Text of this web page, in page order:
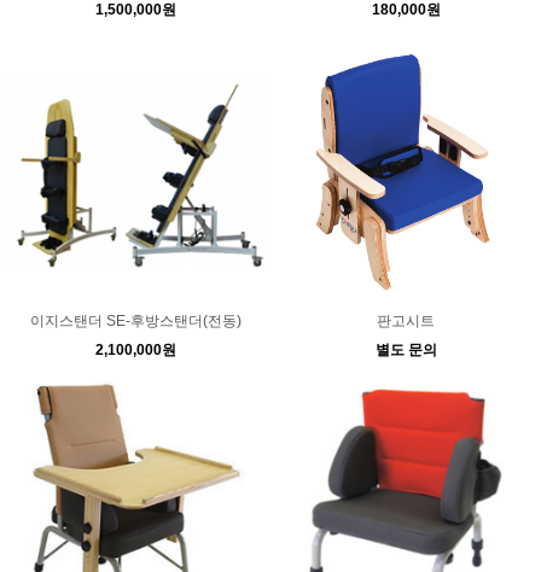
1,500,000원
180,000원
이지스탠더 SE-후방스탠더(전동)
2,100,000원
판고시트
별도 문의